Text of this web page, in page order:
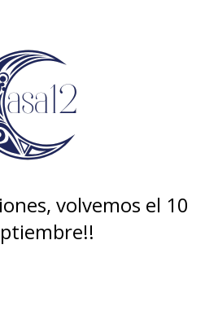
volvemos el 10